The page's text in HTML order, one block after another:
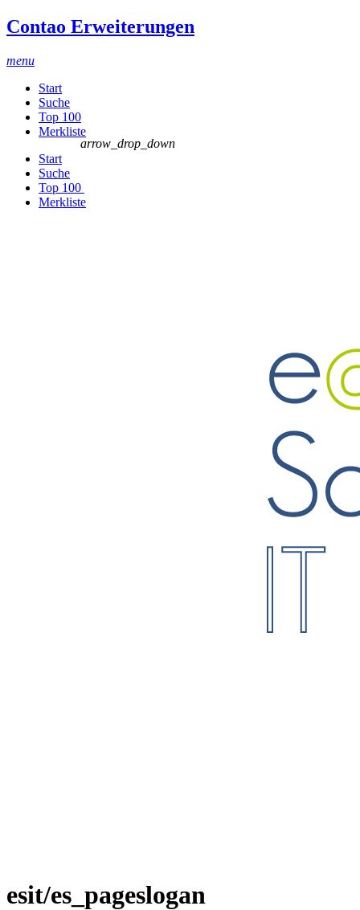
Contao Erweiterungen
menu
Start
Suche
Top 100
Merkliste
Start
Suche
Top 100
arrow_drop_down
Merkliste
esit/es_pageslogan